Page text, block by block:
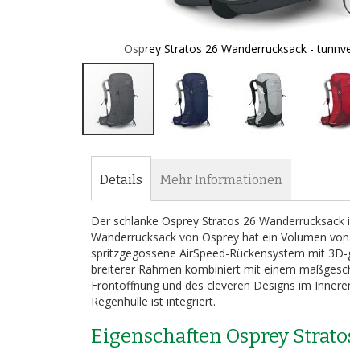
Osprey Stratos 26 Wanderrucksack -
Anfang
Details
Der schlanke Osprey Stratos 26
Wanderrucksack von Osprey hat ein Volumen
spritzgegossene AirSpeed-Rückensystem mit
breiterer Rahmen kombiniert mit einem
Frontöffnung und des cleveren Designs im
Regenhülle ist integriert.
Eigenschaften Osprey
Mehr Informationen